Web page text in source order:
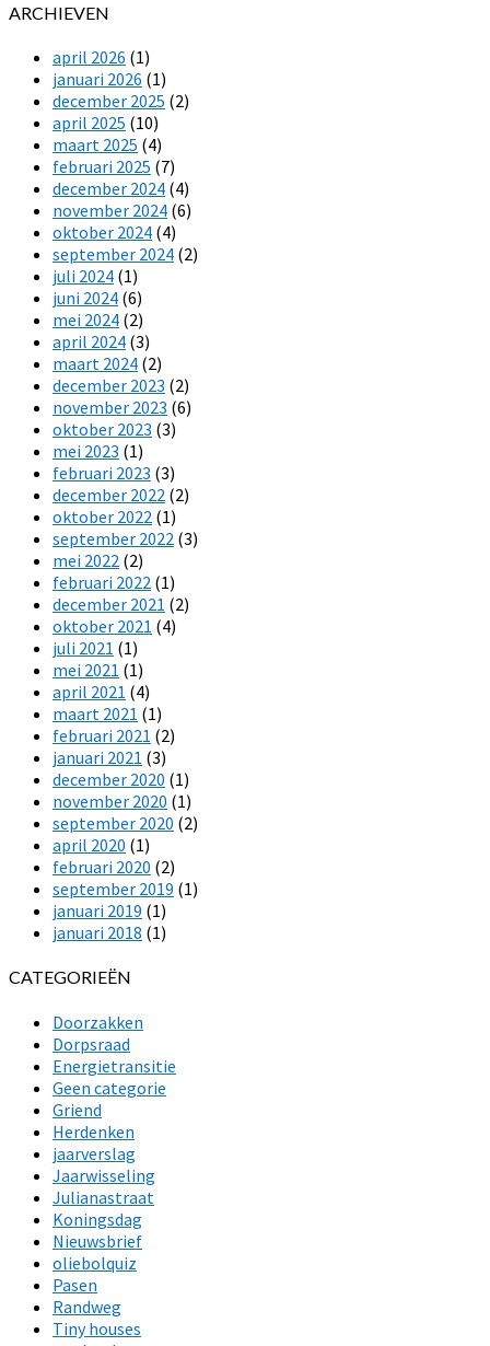
ARCHIEVEN
april 2026 (1)
januari 2026 (1)
december 2025 (2)
april 2025 (10)
maart 2025 (4)
februari 2025 (7)
december 2024 (4)
november 2024 (6)
oktober 2024 (4)
september 2024 (2)
juli 2024 (1)
juni 2024 (6)
mei 2024 (2)
april 2024 (3)
maart 2024 (2)
december 2023 (2)
november 2023 (6)
oktober 2023 (3)
mei 2023 (1)
februari 2023 (3)
december 2022 (2)
oktober 2022 (1)
september 2022 (3)
mei 2022 (2)
februari 2022 (1)
december 2021 (2)
oktober 2021 (4)
juli 2021 (1)
mei 2021 (1)
april 2021 (4)
maart 2021 (1)
februari 2021 (2)
januari 2021 (3)
december 2020 (1)
november 2020 (1)
september 2020 (2)
april 2020 (1)
februari 2020 (2)
september 2019 (1)
januari 2019 (1)
januari 2018 (1)
CATEGORIEËN
Doorzakken
Dorpsraad
Energietransitie
Geen categorie
Griend
Herdenken
jaarverslag
Jaarwisseling
Julianastraat
Koningsdag
Nieuwsbrief
oliebolquiz
Pasen
Randweg
Tiny houses